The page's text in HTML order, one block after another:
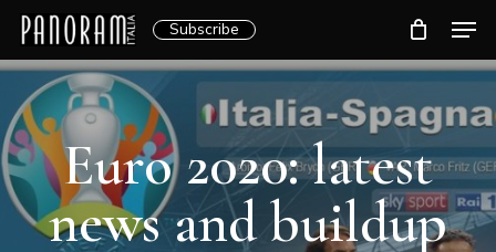
Skip
main
content
Subscribe
Euro 2020: latest
news and buildup
Close